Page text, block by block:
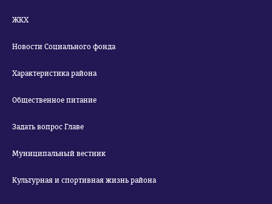
ЖКХ
Новости Социального фонда
Характеристика района
Общественное питание
Задать вопрос Главе
Муниципальный вестник
Культурная и спортивная жизнь района